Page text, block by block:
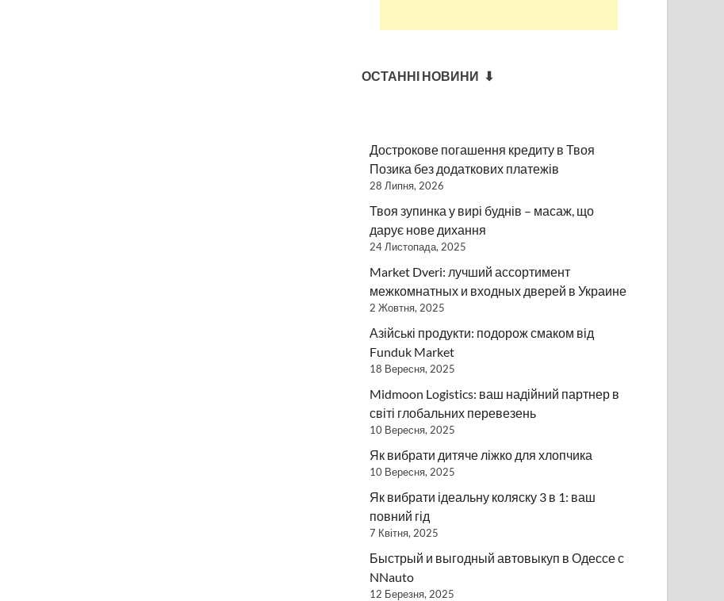
ОСТАННІ НОВИНИ ⬇
Дострокове погашення кредиту в Твоя
Позика без додаткових платежів
28 Липня, 2026
Твоя зупинка у вирі буднів – масаж, що
дарує нове дихання
24 Листопада, 2025
Market Dveri: лучший ассортимент
межкомнатных и входных дверей в Украине
2 Жовтня, 2025
Азійські продукти: подорож смаком від
Funduk Market
18 Вересня, 2025
Midmoon Logistics: ваш надійний партнер в
світі глобальних перевезень
10 Вересня, 2025
Як вибрати дитяче ліжко для хлопчика
10 Вересня, 2025
Як вибрати ідеальну коляску 3 в 1: ваш
повний гід
7 Квітня, 2025
Быстрый и выгодный автовыкуп в Одессе с
NNauto
12 Березня, 2025